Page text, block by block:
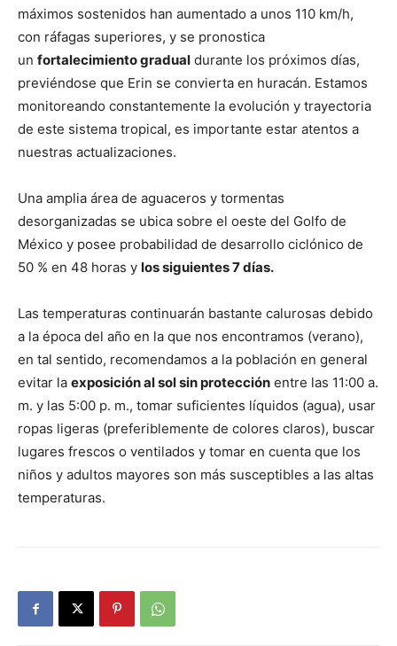
máximos sostenidos han aumentado a unos 110 km/h,
con ráfagas superiores, y se pronostica
un fortalecimiento gradual durante los próximos días,
previéndose que Erin se convierta en huracán. Estamos
monitoreando constantemente la evolución y trayectoria
de este sistema tropical, es importante estar atentos a
nuestras actualizaciones.
Una amplia área de aguaceros y tormentas
desorganizadas se ubica sobre el oeste del Golfo de
México y posee probabilidad de desarrollo ciclónico de
50 % en 48 horas y los siguientes 7 días.
Las temperaturas continuarán bastante calurosas debido
a la época del año en la que nos encontramos (verano),
en tal sentido, recomendamos a la población en general
evitar la exposición al sol sin protección entre las 11:00 a.
m. y las 5:00 p. m., tomar suficientes líquidos (agua), usar
ropas ligeras (preferiblemente de colores claros), buscar
lugares frescos o ventilados y tomar en cuenta que los
niños y adultos mayores son más susceptibles a las altas
temperaturas.